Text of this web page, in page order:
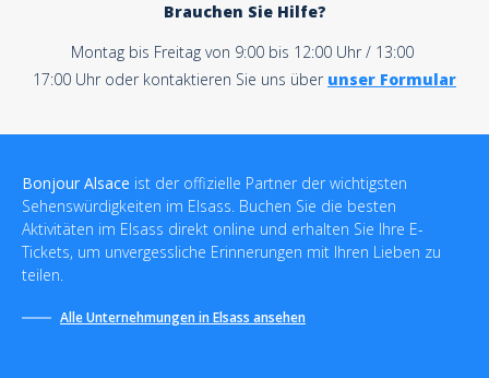
Brauchen Sie Hilfe?
Montag bis Freitag von 9:00 bis 12:00 Uhr / 13:00
17:00 Uhr oder kontaktieren Sie uns über unser Formular
Bonjour Alsace ist der offizielle Partner der wichtigsten
Sehenswürdigkeiten im Elsass. Buchen Sie die besten
Aktivitäten im Elsass direkt online und erhalten Sie Ihre E-
Tickets, um unvergessliche Erinnerungen mit Ihren Lieben zu
teilen.
Alle Unternehmungen in Elsass ansehen